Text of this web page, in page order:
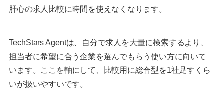
肝心の求人比較に時間を使えなくなります。
TechStars Agentは、自分で求人を大量に検索するより、
担当者に希望に合う企業を選んでもらう使い方に向いて
います。ここを軸にして、比較用に総合型を1社足すくら
いが扱いやすいです。